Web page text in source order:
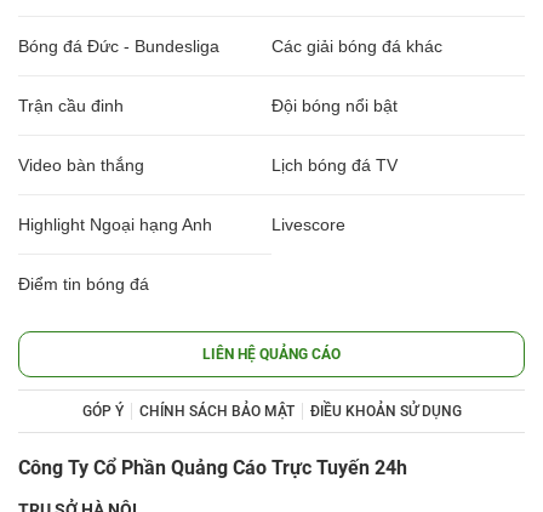
Bóng đá Đức - Bundesliga Các giải bóng đá khác
Trận cầu đinh Đội bóng nổi bật
Video bàn thắng Lịch bóng đá TV
Highlight Ngoại hạng Anh Livescore
Điểm tin bóng đá
LIÊN HỆ QUẢNG CÁO
GÓP Ý CHÍNH SÁCH BẢO MẬT ĐIỀU KHOẢN SỬ DỤNG
Công Ty Cổ Phần Quảng Cáo Trực Tuyến 24h